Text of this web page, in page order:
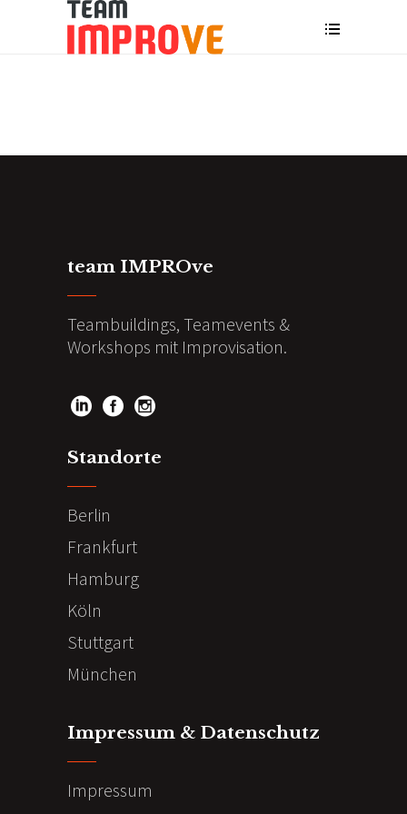
team IMPROve
Teambuildings, Teamevents &
Workshops mit Improvisation.
Standorte
Berlin
Frankfurt
Hamburg
Köln
Stuttgart
München
Impressum & Datenschutz
Impressum